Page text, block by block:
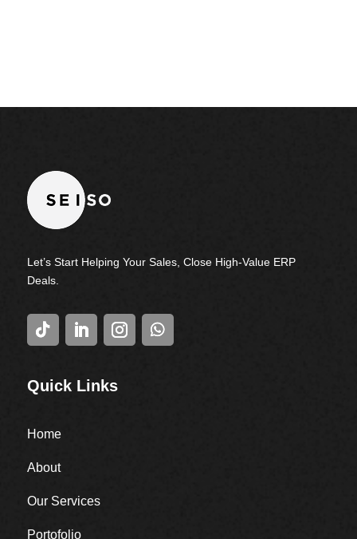
Let’s Start Helping Your Sales, Close High-Value ERP
Deals.
Quick Links
Home
About
Our Services
Portofolio